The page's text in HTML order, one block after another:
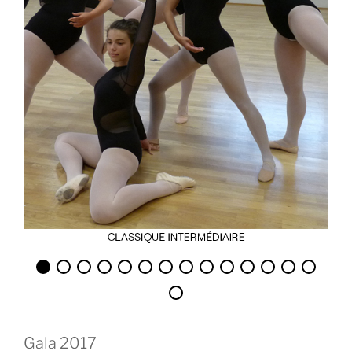
Gala 2017